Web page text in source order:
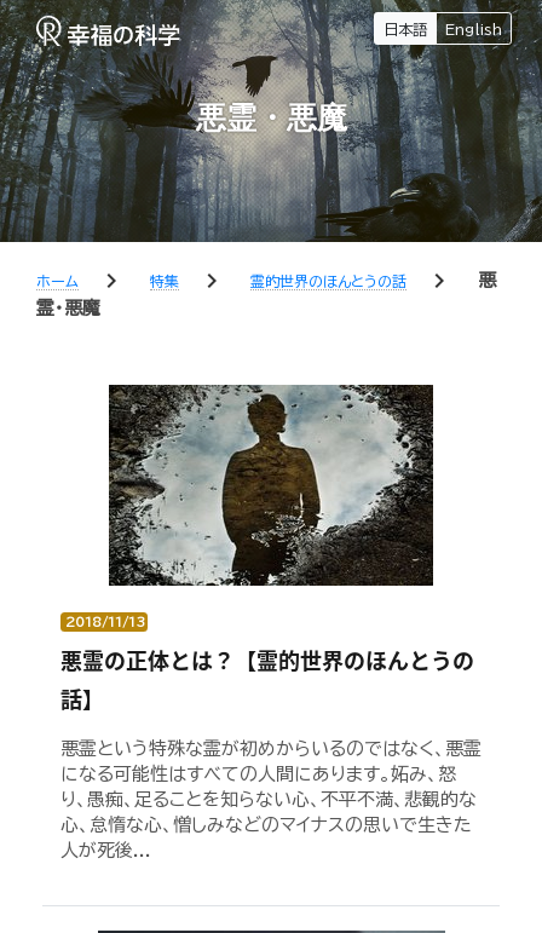
日本語 English
悪霊・悪魔
ホーム chevron_right 特集 chevron_right 霊的世界のほんとうの話 chevron_right
悪
霊・悪魔
2018/11/13
悪霊の正体とは？【霊的世界のほんとうの
話】
悪霊という特殊な霊が初めからいるのではなく、悪霊
になる可能性はすべての人間にあります。妬み、怒
り、愚痴、足ることを知らない心、不平不満、悲観的な
心、怠惰な心、憎しみなどのマイナスの思いで生きた
人が死後...